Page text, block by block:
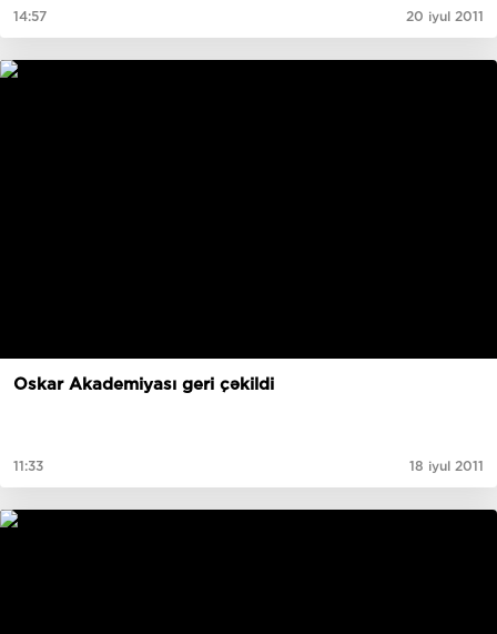
14:57 20 iyul 2011
Oskar Akademiyası geri çəkildi
11:33 18 iyul 2011